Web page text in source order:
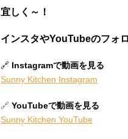
宜しく～！
インスタやYouTubeのフォ
🔗 Instagramで動画を見る
Sunny Kitchen Instagram
🔗 YouTubeで動画を見る
Sunny Kitchen YouTube